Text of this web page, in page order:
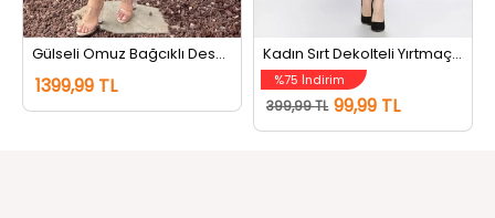
Gülseli Omuz Bağcıklı Desenli Elbise Krempembe
1399,99 TL
Kadın Sırt Dekolteli Yırtmaçlı Kare Yaka Elbise Siyah
%75 İndirim
399,99 TL 99,99 TL